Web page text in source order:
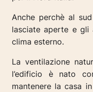
Anche perchè al
lasciate aperte e gli
clima esterno.
La ventilazione
l’edificio è nato
mantenere la casa